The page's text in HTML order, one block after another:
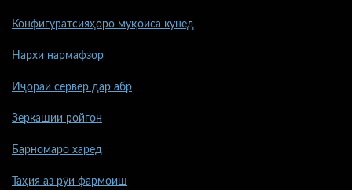
Конфигуратсияҳоро муқоиса кунед
Нархи нармафзор
Иҷораи сервер дар абр
Зеркашии ройгон
Барномаро харед
Таҳия аз рӯи фармоиш